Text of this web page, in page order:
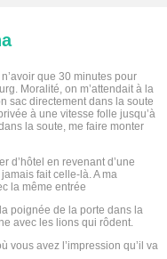
que 30 minutes pour
Moralité, on m’attendait à la
sac directement dans la soute
à une vitesse folle jusqu’à
la soute, me faire monter
d’hôtel en revenant d’une
fait celle-là. A ma
la même entrée
poignée de la porte dans la
avec les lions qui rôdent.
vous avez l’impression qu’il va